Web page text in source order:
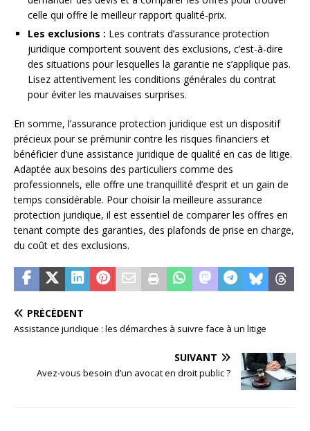
celle qui offre le meilleur rapport qualité-prix.
Les exclusions : Les contrats d’assurance protection
juridique comportent souvent des exclusions, c’est-à-dire
des situations pour lesquelles la garantie ne s’applique pas.
Lisez attentivement les conditions générales du contrat
pour éviter les mauvaises surprises.
En somme, l’assurance protection juridique est un dispositif
précieux pour se prémunir contre les risques financiers et
bénéficier d’une assistance juridique de qualité en cas de litige.
Adaptée aux besoins des particuliers comme des
professionnels, elle offre une tranquillité d’esprit et un gain de
temps considérable. Pour choisir la meilleure assurance
protection juridique, il est essentiel de comparer les offres en
tenant compte des garanties, des plafonds de prise en charge,
du coût et des exclusions.
PRÉCÉDENT
Assistance juridique : les démarches à suivre face à un litige
SUIVANT
Avez-vous besoin d’un avocat en droit public ?